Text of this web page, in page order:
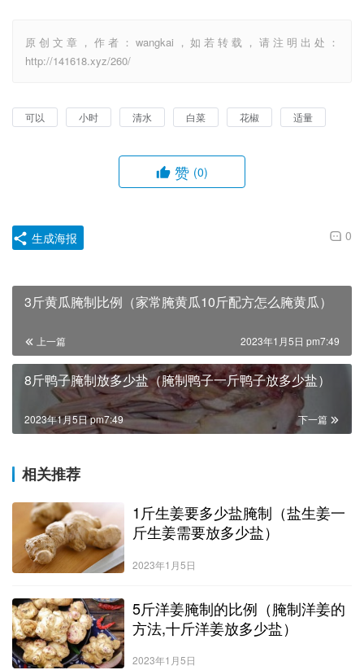
原创文章，作者：wangkai，如若转载，请注明出处：
http://141618.xyz/260/
可以 小时 清水 白菜 花椒 适量
赞 (0)
0
生成海报
3斤黄瓜腌制比例（家常腌黄瓜10斤配方怎么腌黄瓜）
上一篇 2023年1月5日 pm7:49
8斤鸭子腌制放多少盐（腌制鸭子一斤鸭子放多少盐）
下一篇
2023年1月5日 pm7:49
相关推荐
1斤生姜要多少盐腌制（盐生姜一
斤生姜需要放多少盐）
2023年1月5日
5斤洋姜腌制的比例（腌制洋姜的
方法,十斤洋姜放多少盐）
2023年1月5日